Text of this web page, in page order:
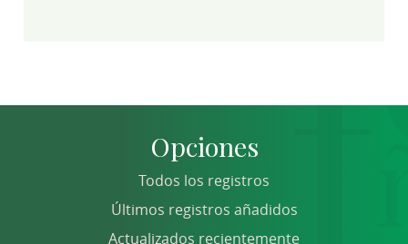
Opciones
Todos los registros
Últimos registros añadidos
Actualizados recientemente